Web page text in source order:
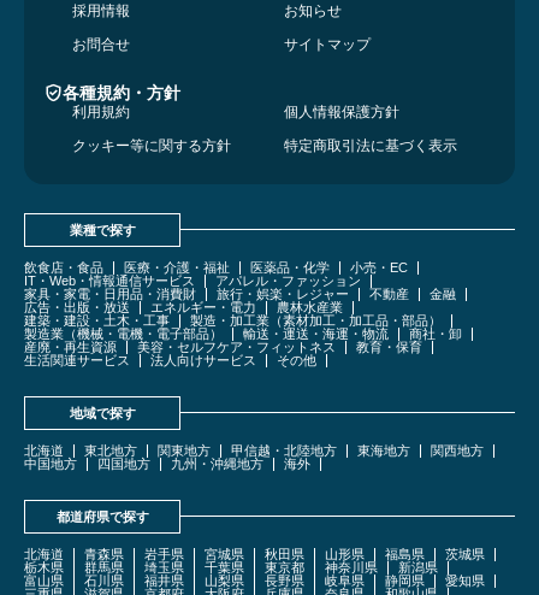
採用情報
お知らせ
お問合せ
サイトマップ
各種規約・方針
利用規約
個人情報保護方針
クッキー等に関する方針
特定商取引法に基づく表示
業種で探す
飲食店・食品 医療・介護・福祉 医薬品・化学
小売・EC
IT・Web・情報通信サービス
アパレル・ファッション
家具・家電・日用品・消費財
旅行・娯楽・レジャー 不動産
金融
広告・出版・放送
エネルギー・電力
農林水産業
建築・建設・土木・工事
製造・加工業（素材加工・加工品・部品）
製造業（機械・電機・電子部品）
輸送・運送・海運・物流
商社・卸
産廃・再生資源
美容・セルフケア・フィットネス
教育・保育
生活関連サービス
法人向けサービス その他
地域で探す
北海道 東北地方 関東地方 甲信越・北陸地方 東海地方
関西地方
中国地方
四国地方 九州・沖縄地方 海外
都道府県で探す
北海道 青森県 岩手県 宮城県 秋田県 山形県 福島県
茨城県
栃木県
群馬県 埼玉県 千葉県 東京都 神奈川県
新潟県
富山県
石川県 福井県 山梨県 長野県 岐阜県 静岡県
愛知県